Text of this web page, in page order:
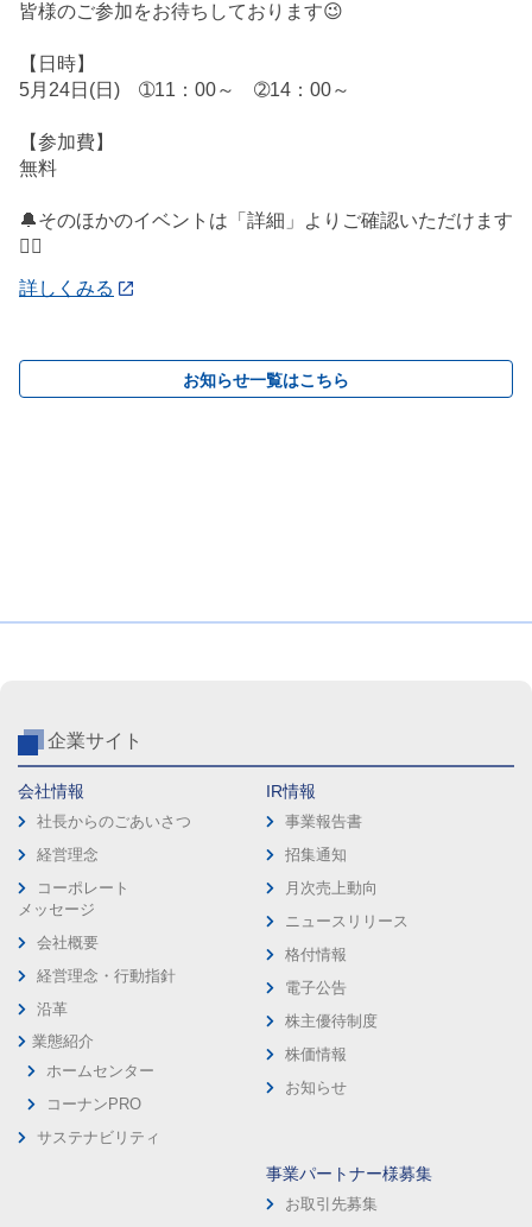
皆様のご参加をお待ちしております😉
【日時】
5月24日(日) ➀11：00～ ➁14：00～
【参加費】
無料
🔔そのほかのイベントは「詳細」よりご確認いただけます
💁‍♀️
詳しくみる
お知らせ一覧はこちら
企業サイト
会社情報
社長からのごあいさつ
経営理念
コーポレート
メッセージ
会社概要
経営理念・行動指針
沿革
業態紹介
ホームセンター
コーナンPRO
サステナビリティ
IR情報
事業報告書
招集通知
月次売上動向
ニュースリリース
格付情報
電子公告
株主優待制度
株価情報
お知らせ
事業パートナー様募集
お取引先募集